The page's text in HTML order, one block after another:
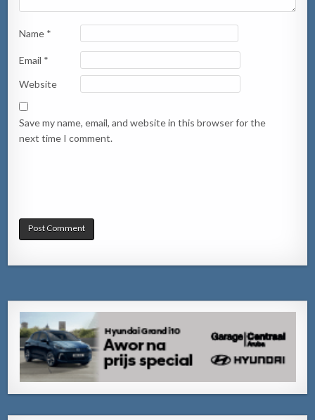
Name *
Email *
Website
Save my name, email, and website in this browser for the
next time I comment.